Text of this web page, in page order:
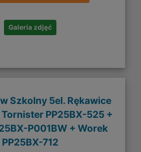
Galeria zdjęć
Szkolny 5el. Rękawice
PP25BX-525 +
P001BW + Worek
PP25BX-712